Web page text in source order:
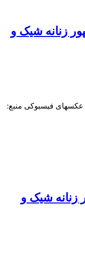
زنانه شیک و
عکسهای فیسبوکی منبع:
زنانه شیک و